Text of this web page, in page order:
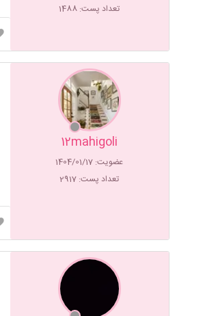
تعداد پست: 1488
12mahigoli
عضویت: 1404/01/17
تعداد پست: 2917